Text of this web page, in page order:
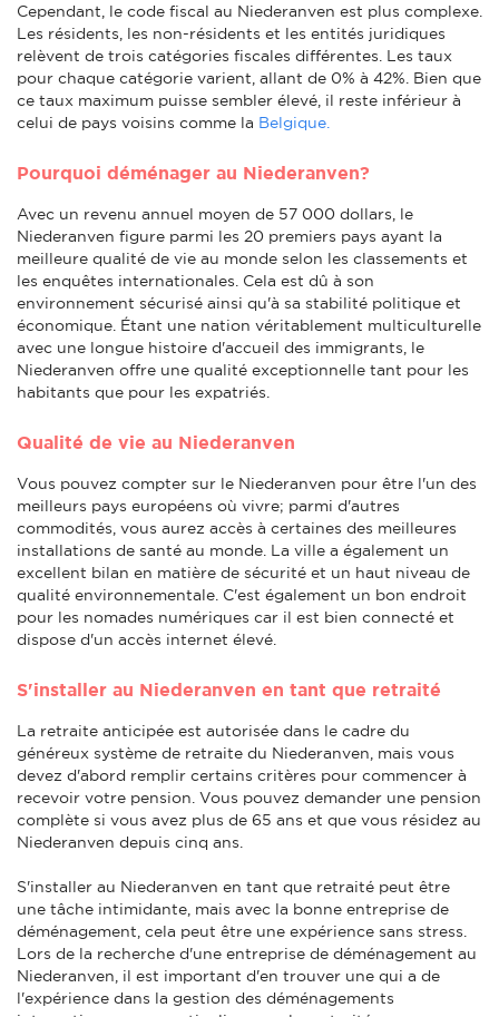
Cependant, le code fiscal au Niederanven est plus complexe.
Les résidents, les non-résidents et les entités juridiques
relèvent de trois catégories fiscales différentes. Les taux
pour chaque catégorie varient, allant de 0% à 42%. Bien que
ce taux maximum puisse sembler élevé, il reste inférieur à
celui de pays voisins comme la Belgique.
Pourquoi déménager au Niederanven?
Avec un revenu annuel moyen de 57 000 dollars, le
Niederanven figure parmi les 20 premiers pays ayant la
meilleure qualité de vie au monde selon les classements et
les enquêtes internationales. Cela est dû à son
environnement sécurisé ainsi qu'à sa stabilité politique et
économique. Étant une nation véritablement multiculturelle
avec une longue histoire d'accueil des immigrants, le
Niederanven offre une qualité exceptionnelle tant pour les
habitants que pour les expatriés.
Qualité de vie au Niederanven
Vous pouvez compter sur le Niederanven pour être l'un des
meilleurs pays européens où vivre; parmi d'autres
commodités, vous aurez accès à certaines des meilleures
installations de santé au monde. La ville a également un
excellent bilan en matière de sécurité et un haut niveau de
qualité environnementale. C'est également un bon endroit
pour les nomades numériques car il est bien connecté et
dispose d'un accès internet élevé.
S'installer au Niederanven en tant que retraité
La retraite anticipée est autorisée dans le cadre du
généreux système de retraite du Niederanven, mais vous
devez d'abord remplir certains critères pour commencer à
recevoir votre pension. Vous pouvez demander une pension
complète si vous avez plus de 65 ans et que vous résidez au
Niederanven depuis cinq ans.
S'installer au Niederanven en tant que retraité peut être
une tâche intimidante, mais avec la bonne entreprise de
déménagement, cela peut être une expérience sans stress.
Lors de la recherche d'une entreprise de déménagement au
Niederanven, il est important d'en trouver une qui a de
l'expérience dans la gestion des déménagements